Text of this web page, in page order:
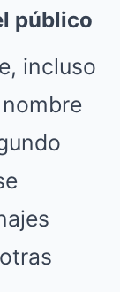
público
incluso